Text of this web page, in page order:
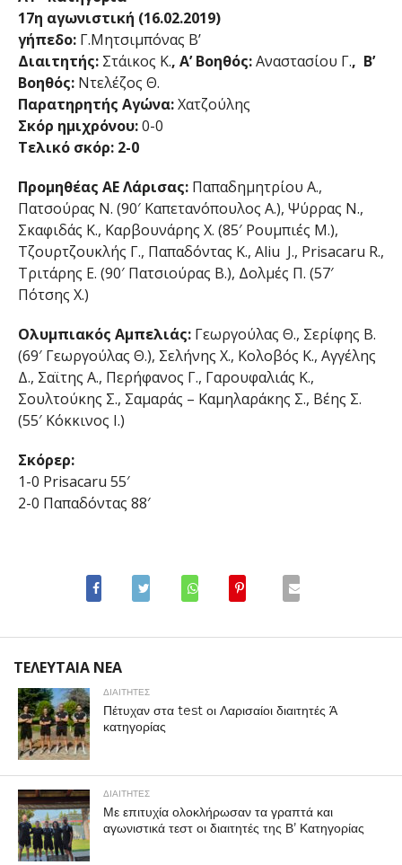
17η αγωνιστική (16.02.2019)
γήπεδο:Γ.Μητσιμπόνας Β’
Διαιτητής: Στάικος Κ., Α’ Βοηθός:Αναστασίου Γ., Β’
Βοηθός:Ντελέζος Θ.
Παρατηρητής Αγώνα:Χατζούλης
Σκόρ ημιχρόνου:0-0
Τελικό σκόρ: 2-0
Προμηθέας ΑΕ Λάρισας:Παπαδημητρίου Α.,
Πατσούρας Ν. (90′ Καπετανόπουλος Α.), Ψύρρας Ν.,
Σκαφιδάς Κ., Καρβουνάρης Χ. (85′ Ρουμπιές Μ.),
Τζουρτζουκλής Γ., Παπαδόντας Κ., Aliu J., Prisacaru R.,
Τριτάρης Ε. (90′ Πατσιούρας Β.), Δολμές Π. (57′
Πότσης Χ.)
Ολυμπιακός Αμπελιάς: Γεωργούλας Θ., Σερίφης Β.
(69′ Γεωργούλας Θ.), Σελήνης Χ., Κολοβός Κ., Αγγέλης
Δ., Σαϊτης Α., Περήφανος Γ., Γαρουφαλιάς Κ.,
Σουλτούκης Σ., Σαμαράς – Καμηλαράκης Σ., Βέης Σ.
(55′ Κόκκινος Ι.)
Σκόρερ:
1-0 Prisacaru 55′
2-0 Παπαδόντας 88′
ΤΕΛΕΥΤΑΙΑ ΝΕΑ
ΔΙΑΙΤΗΤΕΣ
Πέτυχαν στα test οι Λαρισαίοι διαιτητές Ά
κατηγορίας
ΔΙΑΙΤΗΤΕΣ
Με επιτυχία ολοκλήρωσαν τα γραπτά και
αγωνιστικά τεστ οι διαιτητές της Β’ Κατηγορίας